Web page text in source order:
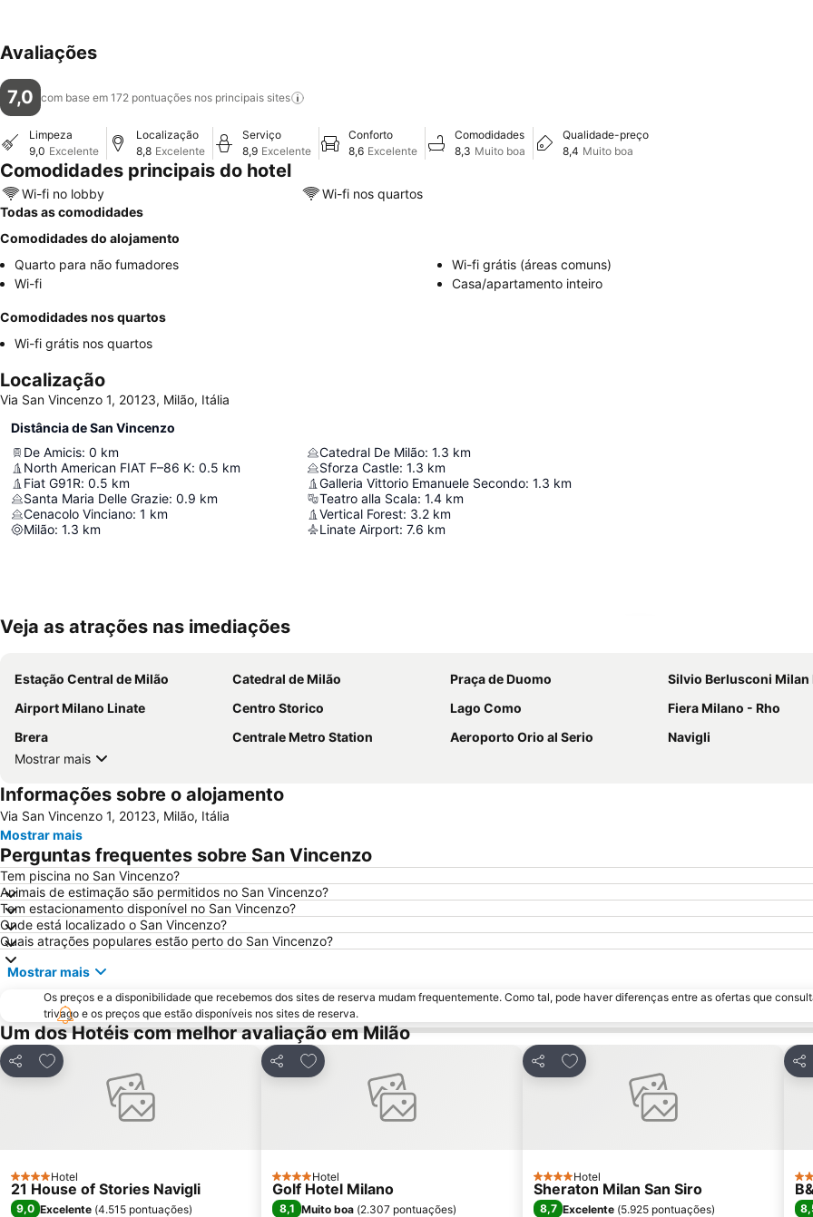
Avaliações
7,0 com base em 172 pontuações nos principais sites
Limpeza
9,0 Excelente
Localização
8,8 Excelente
Serviço
8,9 Excelente
Conforto
8,6 Excelente
Comodidades
8,3 Muito boa
Qualidade-preço
8,4 Muito boa
Comodidades principais do hotel
Wi-fi no lobby
Wi-fi nos quartos
Todas as comodidades
Comodidades do alojamento
Quarto para não fumadores
Wi-fi grátis (áreas comuns)
Wi-fi
Casa/apartamento inteiro
Comodidades nos quartos
Wi-fi grátis nos quartos
Localização
Via San Vincenzo 1, 20123, Milão, Itália
Distância de San Vincenzo
De Amicis: 0 km
North American FIAT F–86 K: 0.5 km
Fiat G91R: 0.5 km
Santa Maria Delle Grazie: 0.9 km
Cenacolo Vinciano: 1 km
Milão: 1.3 km
Catedral De Milão: 1.3 km
Sforza Castle: 1.3 km
Galleria Vittorio Emanuele Secondo: 1.3 km
Teatro alla Scala: 1.4 km
Vertical Forest: 3.2 km
Linate Airport: 7.6 km
Veja as atrações nas imediações
Estação Central de Milão Catedral de Milão Praça de Duomo
Silvio Berlusconi Milan
Airport Milano Linate
Centro Storico Lago Como
Fiera Milano - Rho
Brera
Centrale Metro Station Aeroporto Orio al Serio
Navigli
Mostrar mais
Informações sobre o alojamento
Via San Vincenzo 1, 20123, Milão, Itália
Mostrar mais
Perguntas frequentes sobre San Vincenzo
Tem piscina no San Vincenzo?
Animais de estimação são permitidos no San Vincenzo?
Tem estacionamento disponível no San Vincenzo?
Onde está localizado o San Vincenzo?
Quais atrações populares estão perto do San Vincenzo?
Mostrar mais
Os preços e a disponibilidade que recebemos dos sites de reserva mudam frequentemente. Como tal, pode haver diferenças entre as ofertas que
trivago e os preços que estão disponíveis nos sites de reserva.
Um dos Hotéis com melhor avaliação em Milão
Partilhar
Adicionar aos favoritos
4 Estrelas
Hotel
21 House of Stories Navigli
9,0 Excelente (4.515 pontuações)
Partilhar
Adicionar aos favoritos
4 Estrelas
Hotel
Golf Hotel Milano
8,1 Muito boa (2.307 pontuações)
Partilhar
Adicionar aos favoritos
4 Estrelas
Hotel
Sheraton Milan San Siro
8,7 Excelente (5.925 pontuações)
3